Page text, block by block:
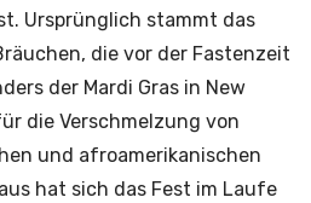
Ursprünglich stammt das
die vor der Fastenzeit
der Mardi Gras in New
die Verschmelzung von
und afroamerikanischen
hat sich das Fest im Laufe